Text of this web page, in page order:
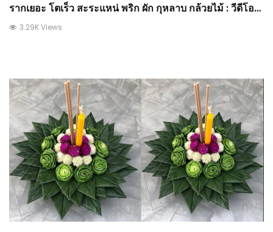
รากเยอะ โตเร็ว สะระแหน่ พริก ผัก กุหลาบ กล้วยไม้ : วีดีโอ
เกษตร
3.29K Views